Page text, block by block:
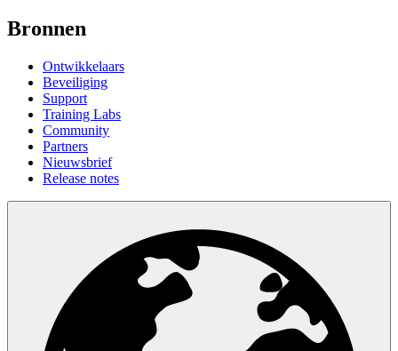
Bronnen
Ontwikkelaars
Beveiliging
Support
Training Labs
Community
Partners
Nieuwsbrief
Release notes